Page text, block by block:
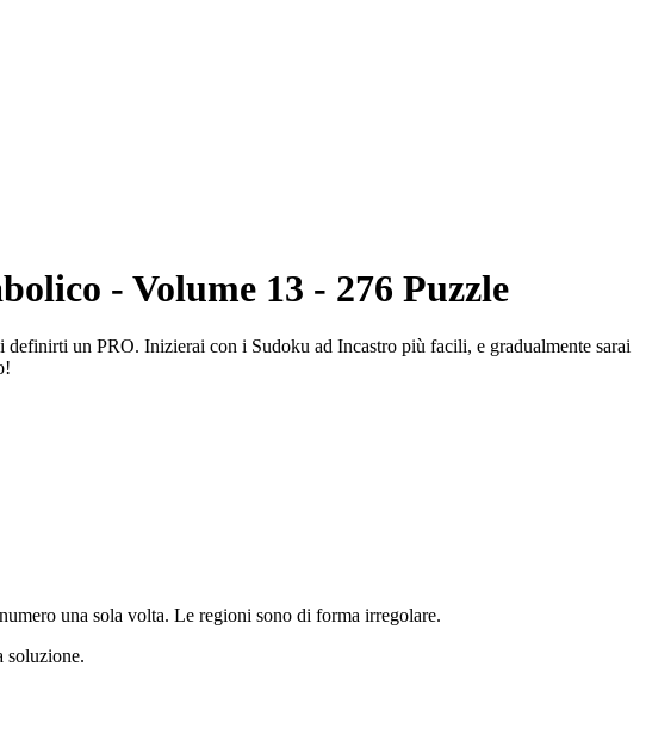
- Volume 13 - 276 Puzzle
un PRO. Inizierai con i Sudoku ad Incastro più facili, e gradualmente sarai
una sola volta. Le regioni sono di forma irregolare.
soluzione.